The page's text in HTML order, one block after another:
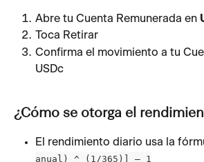
Abre tu Cuenta Remunerada en
Toca Retirar
Confirma el movimiento a tu
USDc
¿Cómo se otorga el
El rendimiento diario usa la
anual) ^ (1/365)] – 1